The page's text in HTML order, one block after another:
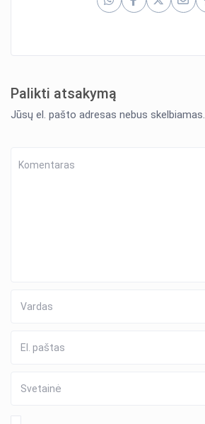
Palikti atsakymą
Jūsų el. pašto adresas nebus skelbiamas.